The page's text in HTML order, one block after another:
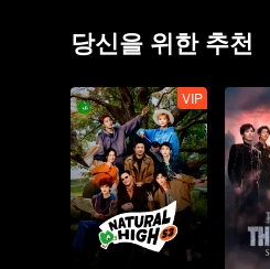
당신을 위한 추천
VIP